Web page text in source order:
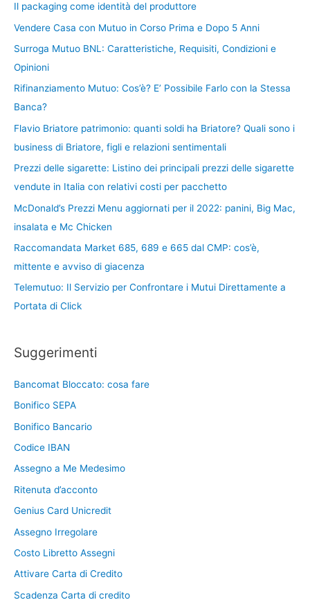
Il packaging come identità del produttore
Vendere Casa con Mutuo in Corso Prima e Dopo 5 Anni
Surroga Mutuo BNL: Caratteristiche, Requisiti, Condizioni e
Opinioni
Rifinanziamento Mutuo: Cos’è? E’ Possibile Farlo con la Stessa
Banca?
Flavio Briatore patrimonio: quanti soldi ha Briatore? Quali sono i
business di Briatore, figli e relazioni sentimentali
Prezzi delle sigarette: Listino dei principali prezzi delle sigarette
vendute in Italia con relativi costi per pacchetto
McDonald’s Prezzi Menu aggiornati per il 2022: panini, Big Mac,
insalata e Mc Chicken
Raccomandata Market 685, 689 e 665 dal CMP: cos’è,
mittente e avviso di giacenza
Telemutuo: Il Servizio per Confrontare i Mutui Direttamente a
Portata di Click
Suggerimenti
Bancomat Bloccato: cosa fare
Bonifico SEPA
Bonifico Bancario
Codice IBAN
Assegno a Me Medesimo
Ritenuta d’acconto
Genius Card Unicredit
Assegno Irregolare
Costo Libretto Assegni
Attivare Carta di Credito
Scadenza Carta di credito